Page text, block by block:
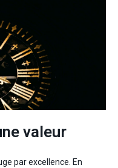
valeur
par excellence. En